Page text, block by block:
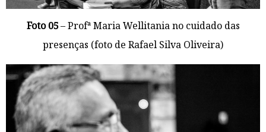
Foto 05– Profª Maria Wellitania no cuidado das
presenças (foto de Rafael Silva Oliveira)